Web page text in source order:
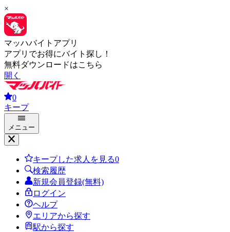
×
マッハバイトアプリ
アプリでお得にバイト探し！
無料ダウンロードはこちら
開く
0
キープ
メニュー
キープした求人を見る0
検索履歴
新規会員登録(無料)
ログイン
ヘルプ
エリアから探す
駅から探す